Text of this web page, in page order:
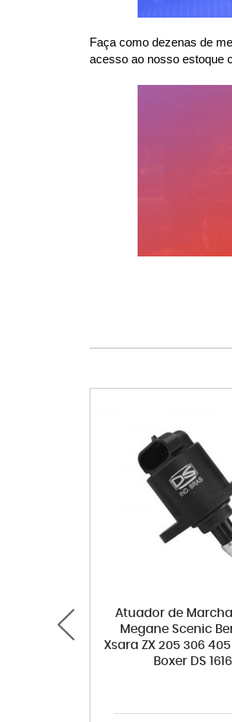
Faça como dezenas de
acesso ao nosso estoque
Atuador de
Megane Scenic
Xsara ZX 205 306
Boxer DS 1616